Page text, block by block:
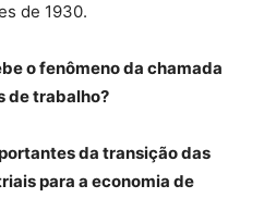
de 1930.
o fenômeno da chamada
de trabalho?
da transição das
para a economia de